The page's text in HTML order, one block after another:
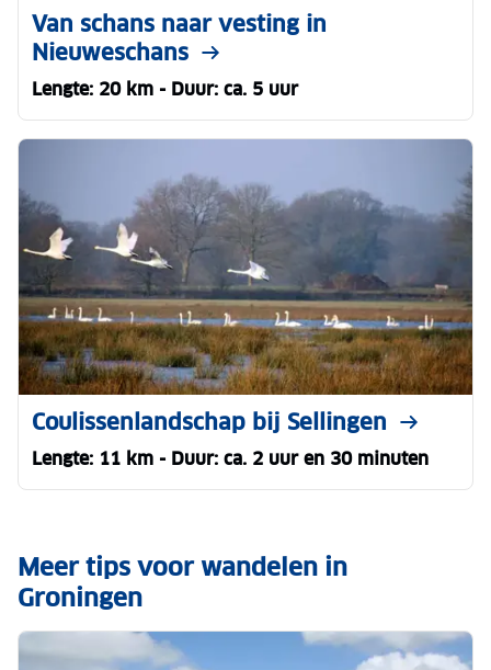
Van schans naar vesting in
Nieuweschans
Lengte: 20 km - Duur: ca. 5 uur
Coulissenlandschap bij Sellingen
Lengte: 11 km - Duur: ca. 2 uur en 30 minuten
Meer tips voor wandelen in
Groningen